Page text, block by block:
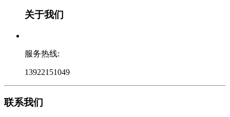
关于我们
服务热线:
13922151049
联系我们